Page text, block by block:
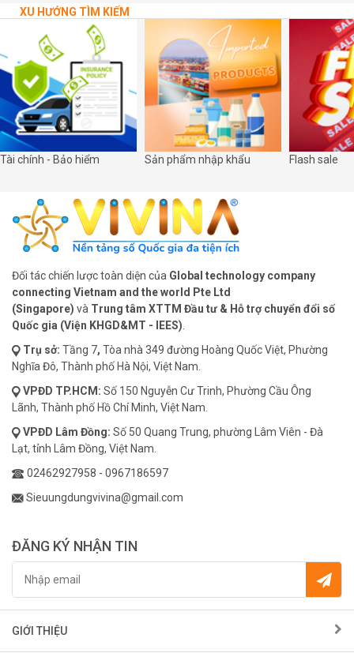
XU HƯỚNG TÌM KIẾM
Tài chính - Bảo hiểm Sản phẩm nhập khẩu Flash sale
Đối tác chiến lược toàn diện của Global technology company
connecting Vietnam and the world Pte Ltd
(Singapore) và Trung tâm XTTM Đầu tư & Hỗ trợ chuyển đổi số
Quốc gia (Viện KHGD&MT - IEES)
Trụ sở: Tầng 7, Tòa nhà 349 đường Hoàng Quốc Việt, Phường
Nghĩa Đô, Thành phố Hà Nội, Việt Nam.
VPĐD TP.HCM: Số 150 Nguyễn Cư Trinh, Phường Cầu Ông
Lãnh, Thành phố Hồ Chí Minh, Việt Nam.
VPĐD Lâm Đồng: Số 50 Quang Trung, phường Lâm Viên - Đà
Lạt, tỉnh Lâm Đồng, Việt Nam.
02462927958 - 0967186597
Sieuungdungvivina@gmail.com
ĐĂNG KÝ NHẬN TIN
GIỚI THIỆU